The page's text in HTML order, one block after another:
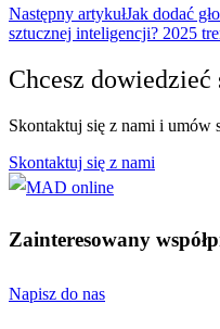
Następny artykułJak dodać
sztucznej inteligencji? 2025
Chcesz dowiedzieć
Skontaktuj się z nami i umów
Skontaktuj się z nami
Zainteresowany
Napisz do nas